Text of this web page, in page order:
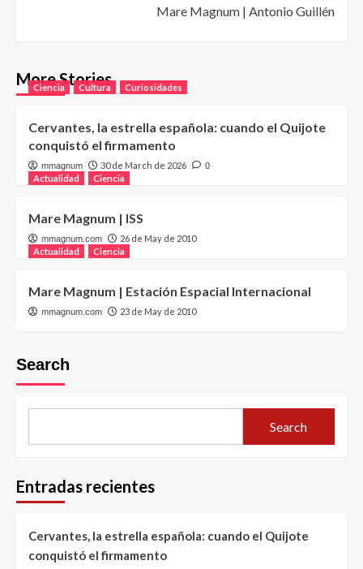
Mare Magnum | Antonio Guillén
More Stories
Ciencia Cultura Curiosidades
Cervantes, la estrella española: cuando el Quijote
conquistó el firmamento
mmagnum 30 de March de 2026 0
Actualidad Ciencia
Mare Magnum | ISS
mmagnum.com
26 de May de 2010
Actualidad
Ciencia
Mare Magnum | Estación Espacial Internacional
mmagnum.com 23 de May de 2010
Search
Search
Entradas recientes
Cervantes, la estrella española: cuando el Quijote
conquistó el firmamento